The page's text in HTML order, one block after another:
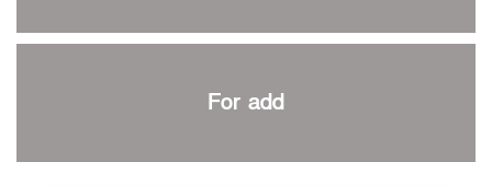
শান্ত-মুমিনুলদের ব্যাটে প্রথম দিন বাংলাদেশের
প্রচার বিমুখ এক ক্রীড়া অন্তপ্রাণ সংগঠক
For add